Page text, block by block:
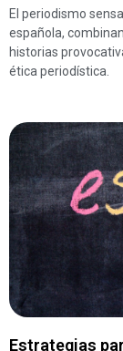
El periodismo
española,
historias
ética periodística.
Estrategias